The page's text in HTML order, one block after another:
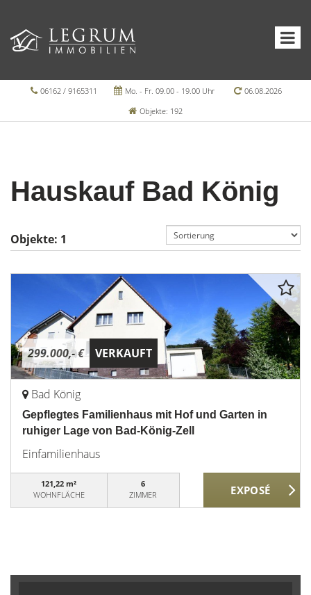
06162 / 9165311 Mo. - Fr. 09.00 - 19.00 Uhr
06.08.2026
Objekte: 192
Hauskauf Bad König
Objekte: 1
299.000,- € VERKAUFT
Bad König
Gepflegtes Familienhaus mit Hof und Garten in
ruhiger Lage von Bad-König-Zell
Einfamilienhaus
121,22 m²
WOHNFLÄCHE
6
ZIMMER